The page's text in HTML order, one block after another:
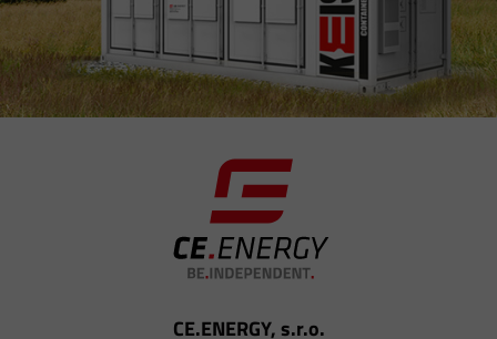
Ne
CE.ENERGY, s.r.o.